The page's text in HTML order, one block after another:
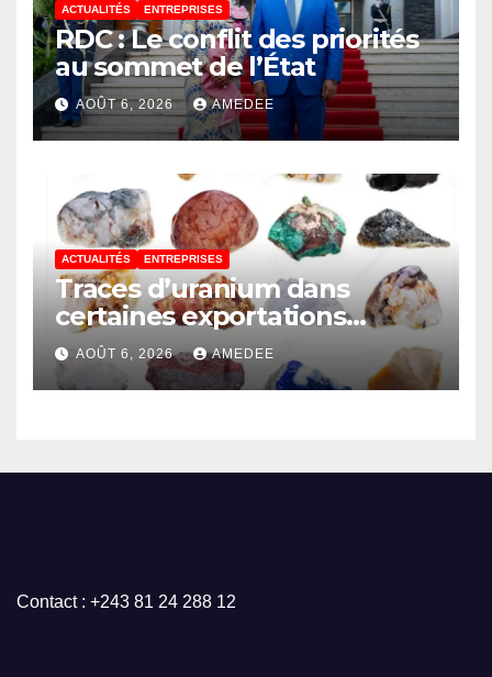
ACTUALITÉS ENTREPRISES
RDC : Le conflit des priorités
au sommet de l’État
AOÛT 6, 2026 AMEDEE
ACTUALITÉS ENTREPRISES
Traces d’uranium dans
certaines exportations
d’hydroxydes de cobalt : Mise
au point du Gouvernement
AOÛT 6, 2026 AMEDEE
Contact : +243 81 24 288 12